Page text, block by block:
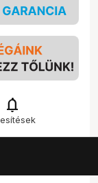
notifications